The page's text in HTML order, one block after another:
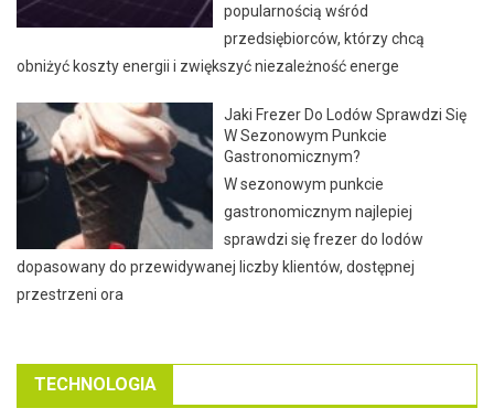
popularnością wśród
przedsiębiorców, którzy chcą
obniżyć koszty energii i zwiększyć niezależność energe
Jaki Frezer Do Lodów Sprawdzi Się
W Sezonowym Punkcie
Gastronomicznym?
W sezonowym punkcie
gastronomicznym najlepiej
sprawdzi się frezer do lodów
dopasowany do przewidywanej liczby klientów, dostępnej
przestrzeni ora
TECHNOLOGIA